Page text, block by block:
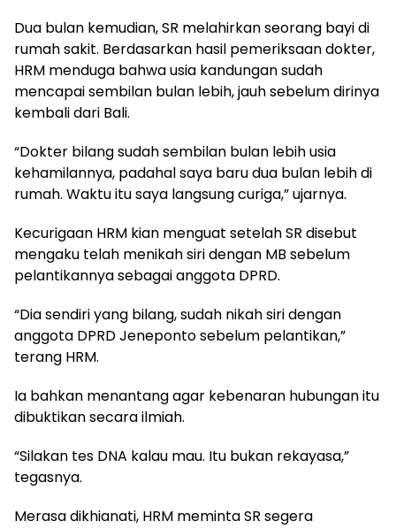
Dua bulan kemudian, SR melahirkan seorang bayi di
rumah sakit. Berdasarkan hasil pemeriksaan dokter,
HRM menduga bahwa usia kandungan sudah
mencapai sembilan bulan lebih, jauh sebelum dirinya
kembali dari Bali.
“Dokter bilang sudah sembilan bulan lebih usia
kehamilannya, padahal saya baru dua bulan lebih di
rumah. Waktu itu saya langsung curiga,” ujarnya.
Kecurigaan HRM kian menguat setelah SR disebut
mengaku telah menikah siri dengan MB sebelum
pelantikannya sebagai anggota DPRD.
“Dia sendiri yang bilang, sudah nikah siri dengan
anggota DPRD Jeneponto sebelum pelantikan,”
terang HRM.
Ia bahkan menantang agar kebenaran hubungan itu
dibuktikan secara ilmiah.
“Silakan tes DNA kalau mau. Itu bukan rekayasa,”
tegasnya.
Merasa dikhianati, HRM meminta SR segera